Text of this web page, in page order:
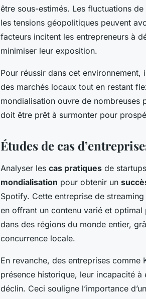
être sous-estimés. Les fluctuations
les tensions géopolitiques peuvent
facteurs incitent les entrepreneurs à
minimiser leur exposition.
Pour réussir dans cet
des marchés locaux tout en restant
mondialisation ouvre de nombreuses
doit être prêt à surmonter pour
Études de cas
Analyser les cas pratiques de
mondialisation pour obtenir un
Spotify. Cette entreprise de
en offrant un contenu varié et
dans des régions du monde entier,
concurrence locale.
En revanche, des entreprises
présence historique, leur incapacité
déclin. Ceci souligne l’importance